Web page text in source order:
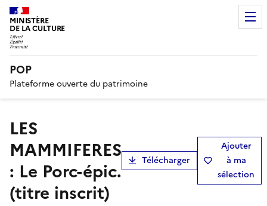
MINISTÈRE
DE LA CULTURE
POP
Plateforme ouverte du patrimoine
LES
MAMMIFERES
: Le Porc-épic.
(titre inscrit)
Télécharger
Ajouter
à ma
sélection